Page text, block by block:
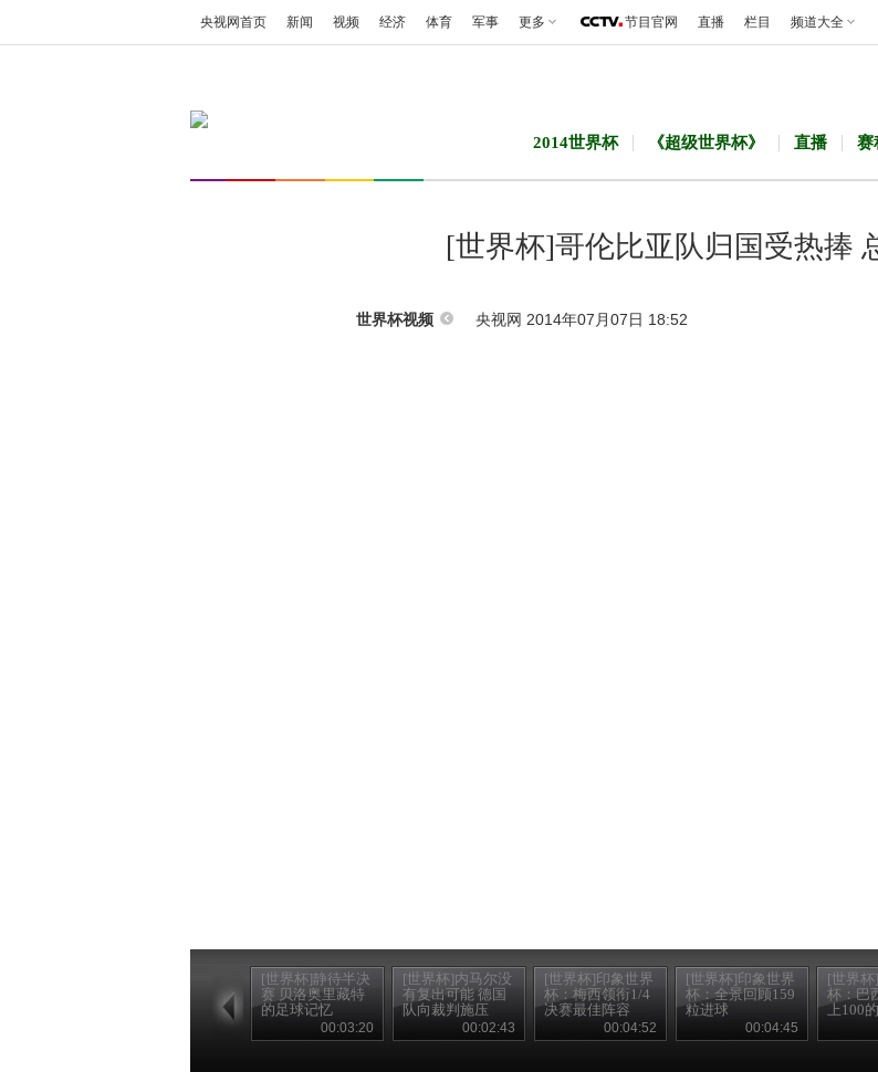
央视网首页 新闻 视频 经济 体育 军事 更多 节目官网 直播 栏目 频道大全
2014世界杯 《超级世界杯》 直播 赛
[世界杯]哥伦比亚队归国受热捧
世界杯视频 央视网 2014年07月07日 18:52
[世界杯]静待半决
赛 贝洛奥里藏特
的足球记忆
00:03:20
[世界杯]内马尔没
有复出可能 德国
队向裁判施压
00:02:43
[世界杯]印象世界
杯：梅西领衔1/4
决赛最佳阵容
00:04:52
[世界杯]印象世界
杯：全景回顾159
粒进球
00:04:45
[世界
杯：巴
上100